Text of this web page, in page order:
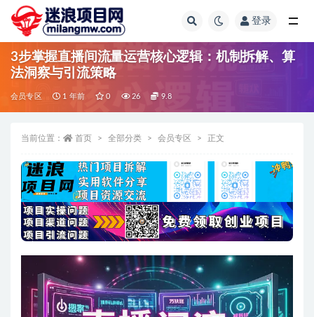
登录
3步掌握直播间流量运营核心逻辑：机制拆解、算
法洞察与引流策略
会员专区 1 年前 0 26 9.8
当前位置： 首页 全部分类 会员专区 正文
全部